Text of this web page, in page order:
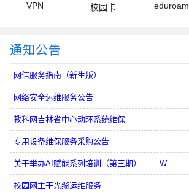
VPN 校园卡 eduroam
通知公告
网信服务指南（新生版）
网络安全运维服务公告
教科网吉林省中心动环系统维保
专用设备维保服务采购公告
关于举办AI赋能系列培训（第三期）—— WPS AI智能写作...
校园网主干光缆运维服务